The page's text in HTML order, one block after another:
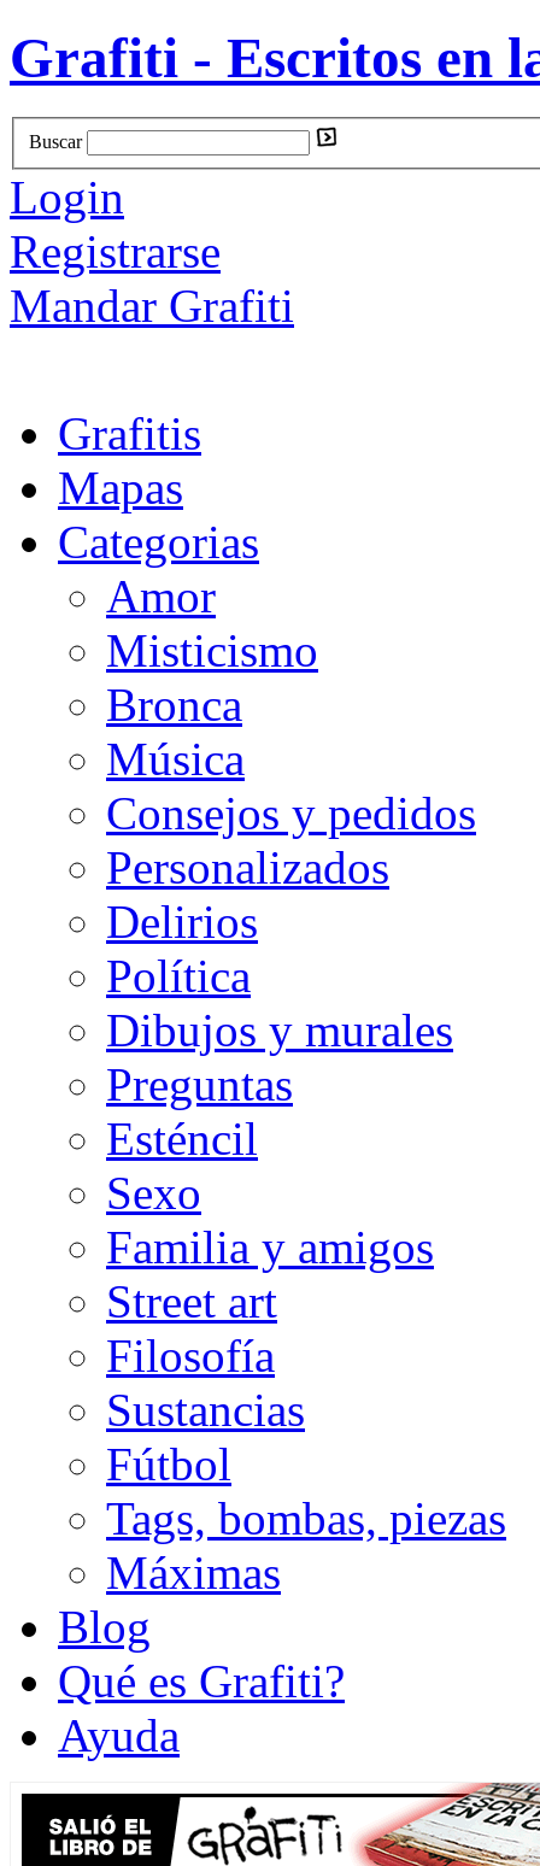
Grafiti - Escritos en
Buscar
Login
Registrarse
Mandar Grafiti
Grafitis
Mapas
Categorias
Amor
Misticismo
Bronca
Música
Consejos y pedidos
Personalizados
Delirios
Política
Dibujos y murales
Preguntas
Esténcil
Sexo
Familia y amigos
Street art
Filosofía
Sustancias
Fútbol
Tags, bombas, piezas
Máximas
Blog
Qué es Grafiti?
Ayuda